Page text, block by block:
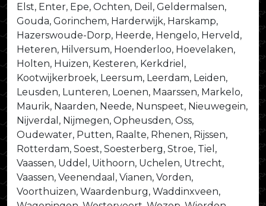
Elst, Enter, Epe, Ochten, Deil, Geldermalsen,
Gouda, Gorinchem, Harderwijk, Harskamp,
Hazerswoude-Dorp, Heerde, Hengelo, Herveld,
Heteren, Hilversum, Hoenderloo, Hoevelaken,
Holten, Huizen, Kesteren, Kerkdriel,
Kootwijkerbroek, Leersum, Leerdam, Leiden,
Leusden, Lunteren, Loenen, Maarssen, Markelo,
Maurik, Naarden, Neede, Nunspeet, Nieuwegein,
Nijverdal, Nijmegen, Opheusden, Oss,
Oudewater, Putten, Raalte, Rhenen, Rijssen,
Rotterdam, Soest, Soesterberg, Stroe, Tiel,
Vaassen, Uddel, Uithoorn, Uchelen, Utrecht,
Vaassen, Veenendaal, Vianen, Vorden,
Voorthuizen, Waardenburg, Waddinxveen,